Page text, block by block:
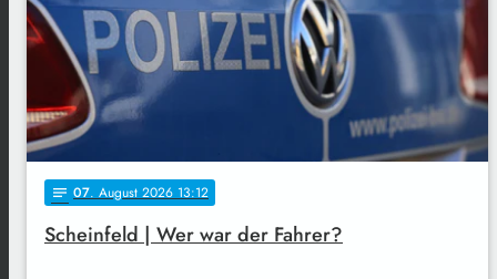
notes 07. August 2026 13:12
Scheinfeld | Wer war der Fahrer?